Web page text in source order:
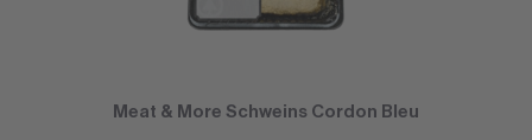
Meat & More Schweins Cordon Bleu